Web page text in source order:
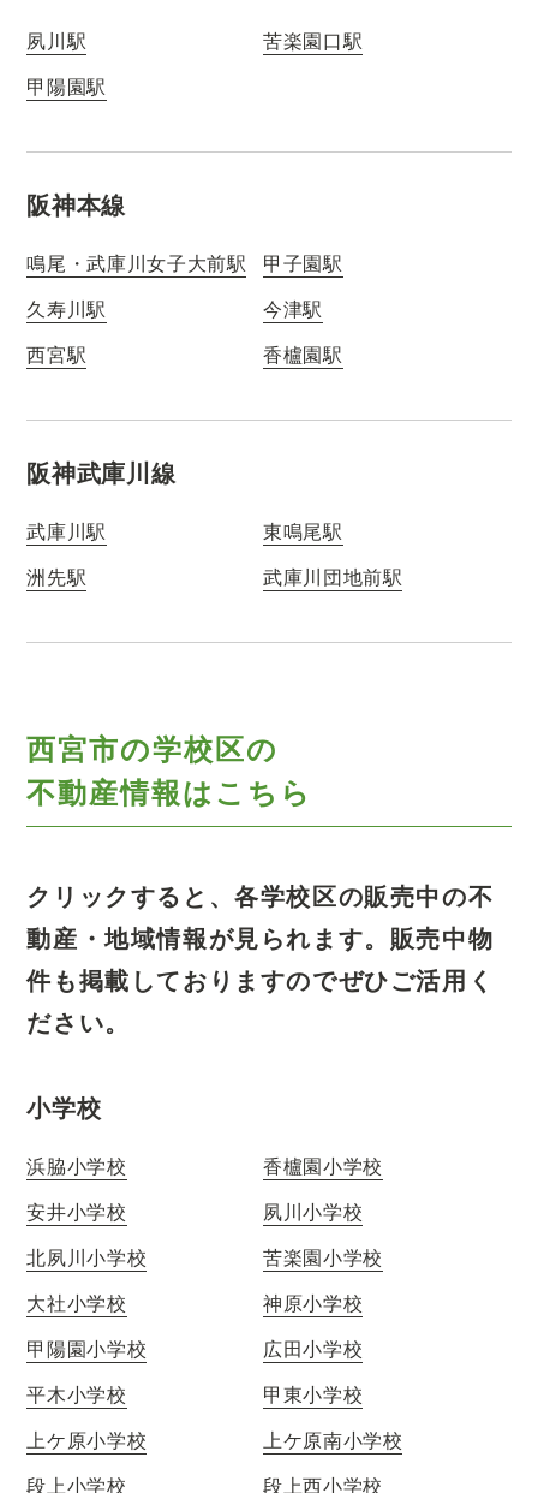
夙川駅
苦楽園口駅
甲陽園駅
阪神本線
鳴尾・武庫川女子大前駅
甲子園駅
久寿川駅
今津駅
西宮駅
香櫨園駅
阪神武庫川線
武庫川駅
東鳴尾駅
洲先駅
武庫川団地前駅
西宮市の学校区の
不動産情報はこちら
クリックすると、各学校区の販売中の不
動産・地域情報が見られます。 販売中物
件も掲載しておりますのでぜひご活用く
ださい。
小学校
浜脇小学校
香櫨園小学校
安井小学校
夙川小学校
北夙川小学校
苦楽園小学校
大社小学校
神原小学校
甲陽園小学校
広田小学校
平木小学校
甲東小学校
上ケ原小学校
上ケ原南小学校
段上小学校
段上西小学校